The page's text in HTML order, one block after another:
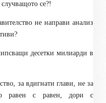
се?!
не направи анализ
десетки милиарди в
за вдигнати глави, не за
равен с равен, дори с